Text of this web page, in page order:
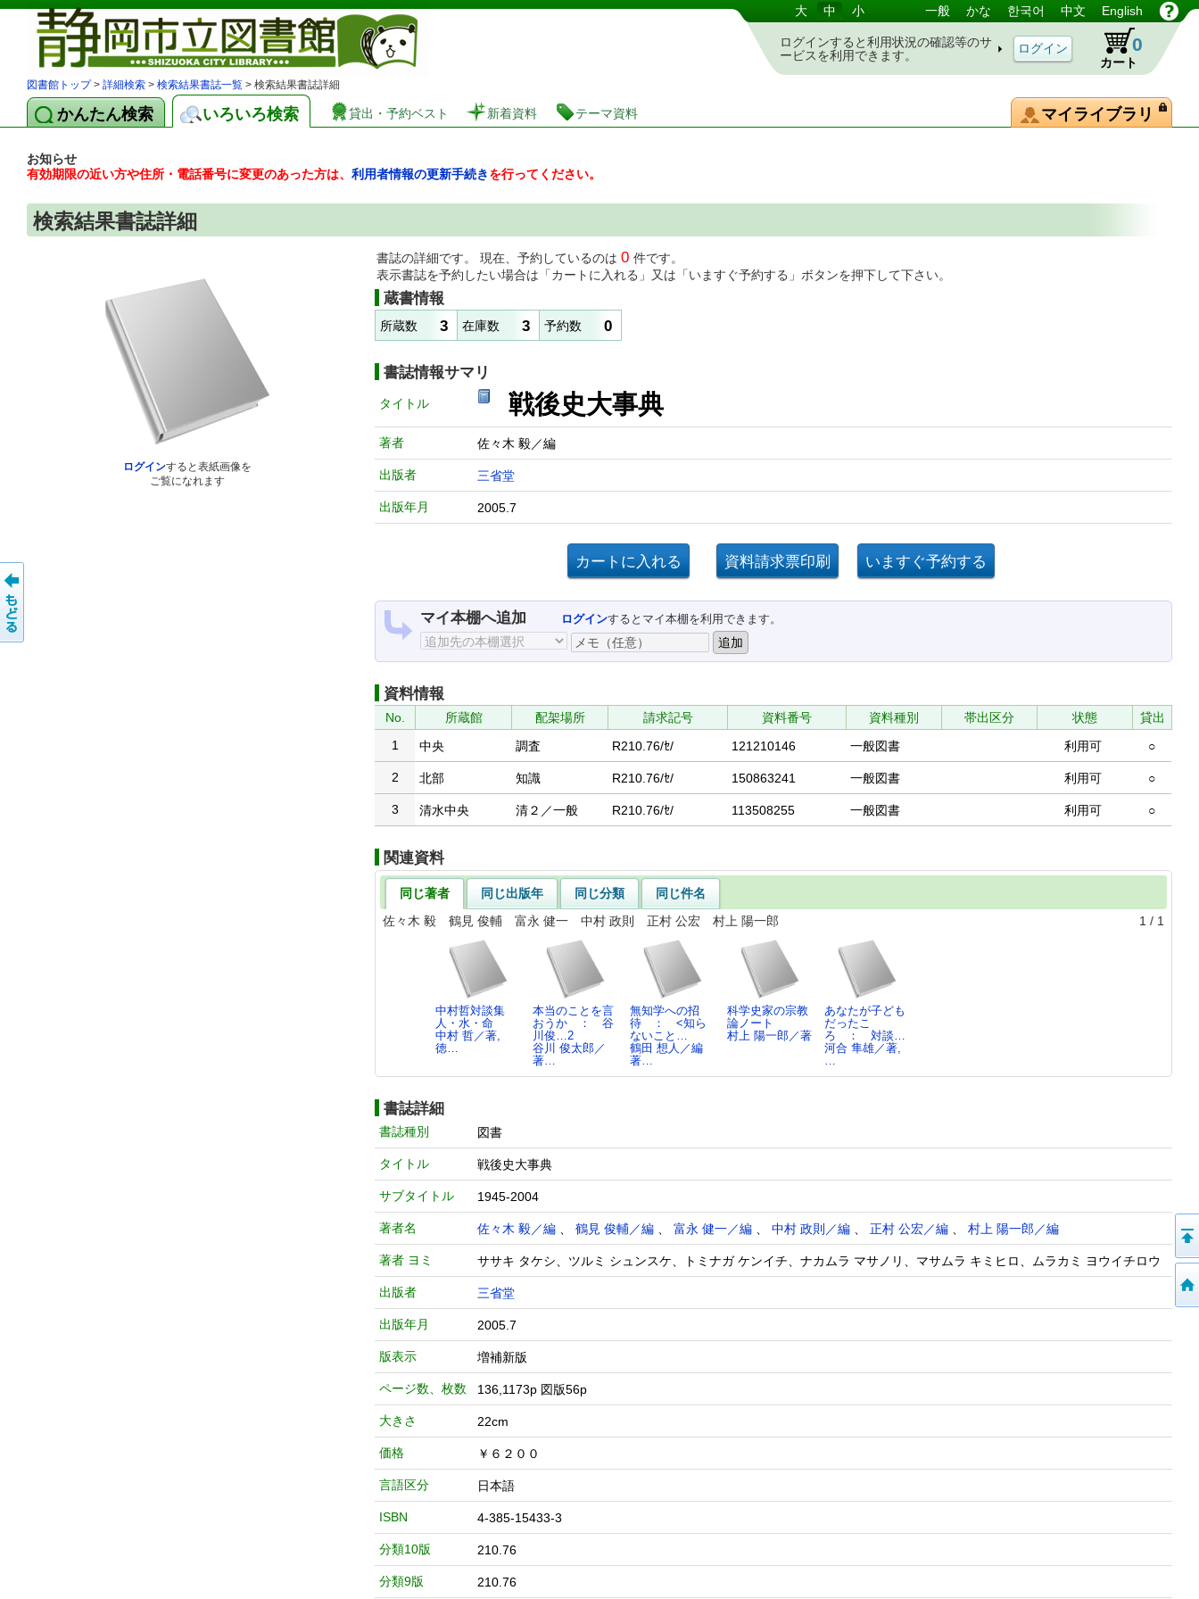
図書館 蔵書検索・予約システム 大 中 小 一般 かな 한국어 中文 English
ログインすると利用状況の確認等のサ
ービスを利用できます。
カート
0
図書館トップ> 詳細検索 > 検索結果書誌一覧 > 検索結果書誌詳細
かんたん検索 いろいろ検索 貸出・予約ベスト 新着資料 テーマ資料 マイライブラリ
お知らせ
有効期限の近い方や住所・電話番号に変更のあった方は、 利用者情報の更新手続きを行ってください。
検索結果書誌詳細
ログインすると表紙画像を
ご覧になれます
書誌の詳細です。 現在、予約しているのは 0 件です。
表示書誌を予約したい場合は「カートに入れる」又は「いますぐ予約する」ボタンを押下して下さい。
蔵書情報
所蔵数 3 在庫数 3 予約数 0
書誌情報サマリ
タイトル 戦後史大事典
著者 佐々木 毅／編
出版者 三省堂
出版年月 2005.7
マイ本棚へ追加 ログインするとマイ本棚を利用できます。
資料情報
No. 所蔵館 配架場所 請求記号 資料番号 資料種別 帯出区分 状態
貸出
1
中央 調査 R210.76/ｾ/ 121210146 一般図書 利用可 ○
2 北部 知識 R210.76/ｾ/ 150863241 一般図書 利用可 ○
3 清水中央 清２／一般 R210.76/ｾ/ 113508255 一般図書 利用可 ○
関連資料
同じ著者 同じ出版年 同じ分類
同じ件名
佐々木 毅 鶴見 俊輔 富永 健一 中村 政則 正村 公宏 村上 陽一郎
1 / 1
中村哲対談集
人・水・命
中村 哲／著,
徳…
本当のことを言
おうか ： 谷
川俊…2
谷川 俊太郎／
著…
無知学への招
待 ： <知ら
ないこと…
鶴田 想人／編
著…
科学史家の宗教
論ノート
村上 陽一郎／著
あなたが子ども
だったこ
ろ ： 対談…
河合 隼雄／著,
…
書誌詳細
書誌種別 図書
タイトル 戦後史大事典
サブタイトル 1945-2004
著者名 佐々木 毅／編 鶴見 俊輔／編 富永 健一／編 中村 政則／編 正村 公宏／編 村上 陽一郎／編
著者 ヨミ ササキ タケシ、ツルミ シュンスケ、トミナガ ケンイチ、ナカムラ マサノリ、マサムラ キミヒロ、ムラカミ ヨウイチロウ
出版者 三省堂
出版年月 2005.7
版表示 増補新版
ページ数、枚数 136,1173p 図版56p
大きさ 22cm
価格 ￥６２００
言語区分 日本語
ISBN 4-385-15433-3
分類10版 210.76
分類9版 210.76